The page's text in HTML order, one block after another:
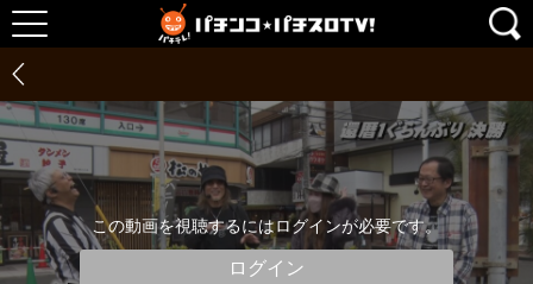
この動画を視聴するにはログインが必要です。
ログイン